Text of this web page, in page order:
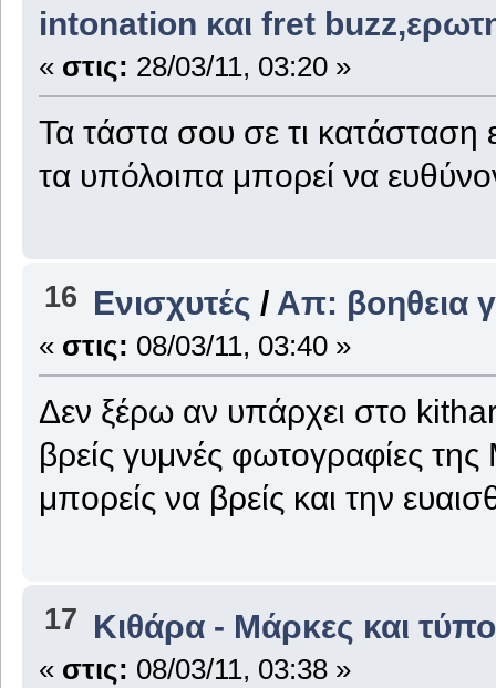
intonation και fret
« στις: 28/03/11, 03:20 »
Τα τάστα σου σε τι κατάσταση
τα υπόλοιπα μπορεί να
16 Ενισχυτές / Απ: βοηθεια
« στις: 08/03/11, 03:40 »
Δεν ξέρω αν υπάρχει στο
βρείς γυμνές φωτογραφίες
μπορείς να βρείς και την
17 Κιθάρα - Μάρκες και
« στις: 08/03/11, 03:38 »